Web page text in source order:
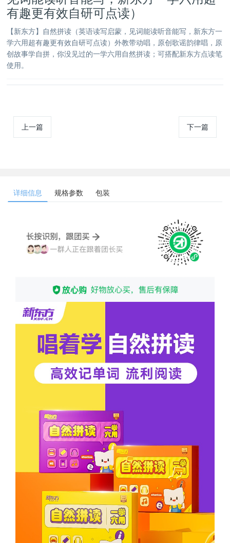
有趣更有效自研可点读）
【新东方】自然拼读（英语读写启蒙，见词能读听音能写，新东方一
学六用超有趣更有效自研可点读）外教带动唱，原创歌谣韵律唱，原
创故事学自拼，你没见过的一学六用自然拼读；可搭配新东方点读笔
使用。
上一篇 下一篇
详细信息 规格参数 包装